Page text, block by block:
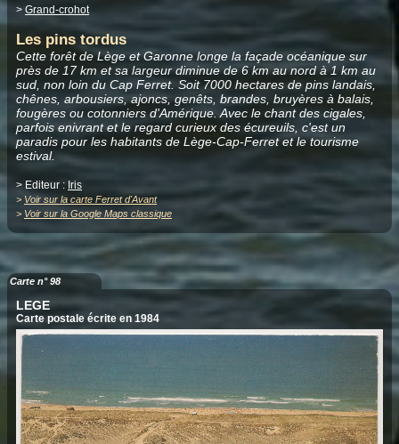
> Grand-crohot
Les pins tordus
Cette forêt de Lège et Garonne longe la façade océanique sur
près de 17 km et sa largeur diminue de 6 km au nord à 1 km au
sud, non loin du Cap Ferret. Soit 7000 hectares de pins landais,
chênes, arbousiers, ajoncs, genêts, brandes, bruyères à balais,
fougères ou cotonniers d'Amérique. Avec le chant des cigales,
parfois enivrant et le regard curieux des écureuils, c'est un
paradis pour les habitants de Lège-Cap-Ferret et le tourisme
estival.
> Editeur : Iris
> Voir sur la carte Ferret d'Avant
> Voir sur la Google Maps classique
Carte n° 98
LEGE
Carte postale écrite en 1984